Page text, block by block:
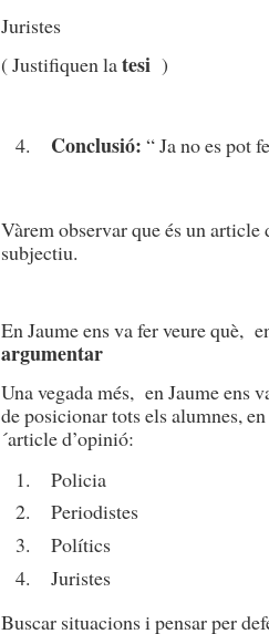
Juristes
( Justifiquen latesi)
Conclusió: “ Ja no es pot
Vàrem observar que és un
subjectiu.
En Jaume ens va fer veure què,
argumentar
Una vegada més, en Jaume ens
de posicionar tots els alumnes,
´article d’opinió:
Policia
Periodistes
Polítics
Juristes
Buscar situacions i pensar per